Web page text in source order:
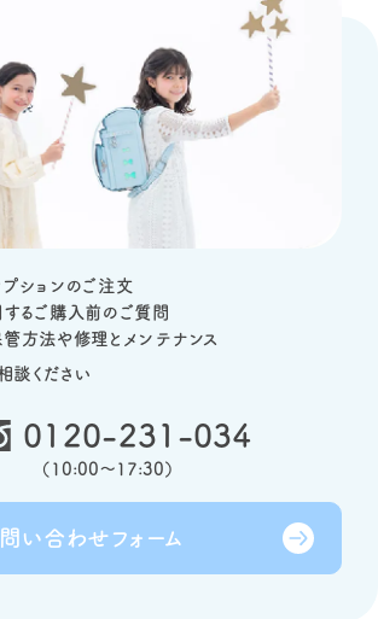
ションのご注文
するご購入前のご質問
管方法や修理とメンテナンス
談ください
0120-231-034
（ 10:00～17:30 ）
い合わせ フォーム